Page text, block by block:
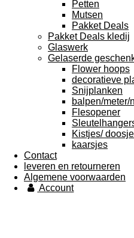
Petten
Mutsen
Pakket Deals
Pakket Deals kledij
Glaswerk
Gelaserde
Flower hoops
decoratieve
Snijplanken
balpen/meter/
Flesopener
Kistjes/
kaarsjes
Contact
leveren en retourneren
Algemene voorwaarden
Account